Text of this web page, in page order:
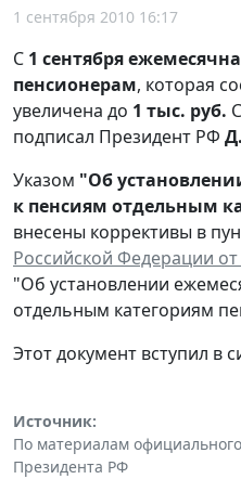
1 сентября 2010 16:17
С 1 сентября
пенсионерам, которая
увеличена до 1 тыс. руб.
подписал Президент РФ
Указом "Об
к пенсиям отдельным
внесены коррективы в
Российской Федерации
"Об установлении
отдельным категориям
Этот документ вступил в
Источник:
По материалам
Президента РФ